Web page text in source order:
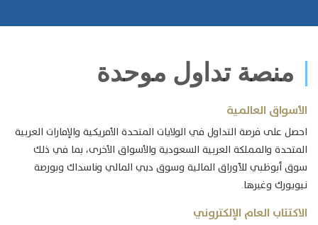
منصة تداول موحدة
الأسواق العالمية
احصل على فرصة التداول في الولايات المتحدة الأمريكية والإمارات العربية
المتحدة والمملكة العربية السعودية والأسواق الأخرى، بما في ذلك
سوق أبوظبي للأوراق المالية وسوق دبي المالي وناسداك وبورصة
نيويورك وغيرها.
الاكتتاب العام الإلكتروني